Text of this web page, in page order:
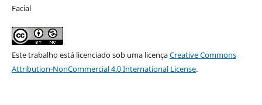
Facial
Este trabalho está licenciado sob uma licençaCreative Commons
Attribution-NonCommercial 4.0 International License.